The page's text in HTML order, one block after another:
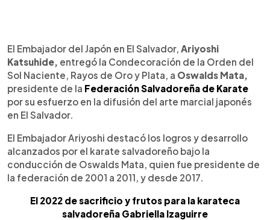
► Escuchar artículo
El Embajador del Japón en El Salvador, Ariyoshi
Katsuhide, entregó la Condecoración de la Orden del
Sol Naciente, Rayos de Oro y Plata, a Oswalds Mata,
presidente de la Federación Salvadoreña de Karate
por su esfuerzo en la difusión del arte marcial japonés
en El Salvador.
El Embajador Ariyoshi destacó los logros y desarrollo
alcanzados por el karate salvadoreño bajo la
conducción de Oswalds Mata, quien fue presidente de
la federación de 2001 a 2011, y desde 2017.
El 2022 de sacrificio y frutos para la karateca
salvadoreña Gabriella Izaguirre